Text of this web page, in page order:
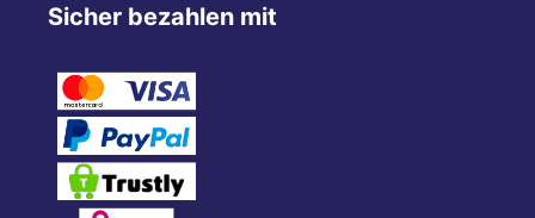
Sicher bezahlen mit